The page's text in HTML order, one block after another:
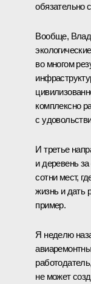
обязательно
Вообще,
во многом
комплексно
с
И третье
и деревень
сотни мест,
жизнь и дать
пример.
Я неделю
не может